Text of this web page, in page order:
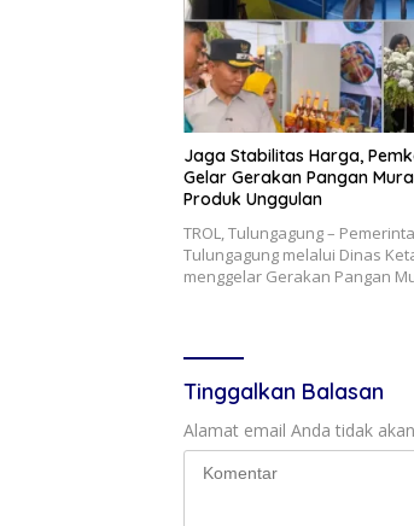
Jaga Stabilitas Harga,
Gelar Gerakan Pangan
Produk Unggulan
TROL, Tulungagung –
Tulungagung melalui Dinas
menggelar Gerakan Pangan
Tinggalkan Balasan
Alamat email Anda tidak